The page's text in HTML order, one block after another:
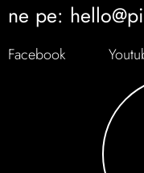
ne pe:
Facebook